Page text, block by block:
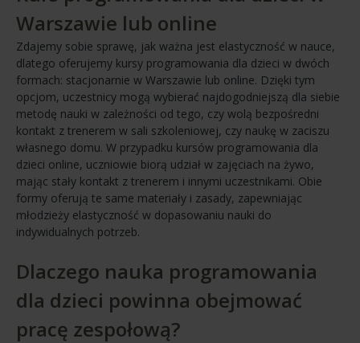
Warszawie lub online
Zdajemy sobie sprawę, jak ważna jest elastyczność w nauce,
dlatego oferujemy kursy programowania dla dzieci w dwóch
formach: stacjonarnie w Warszawie lub online. Dzięki tym
opcjom, uczestnicy mogą wybierać najdogodniejszą dla siebie
metodę nauki w zależności od tego, czy wolą bezpośredni
kontakt z trenerem w sali szkoleniowej, czy naukę w zaciszu
własnego domu. W przypadku kursów programowania dla
dzieci online, uczniowie biorą udział w zajęciach na żywo,
mając stały kontakt z trenerem i innymi uczestnikami. Obie
formy oferują te same materiały i zasady, zapewniając
młodzieży elastyczność w dopasowaniu nauki do
indywidualnych potrzeb.
Dlaczego nauka programowania
dla dzieci powinna obejmować
pracę zespołową?